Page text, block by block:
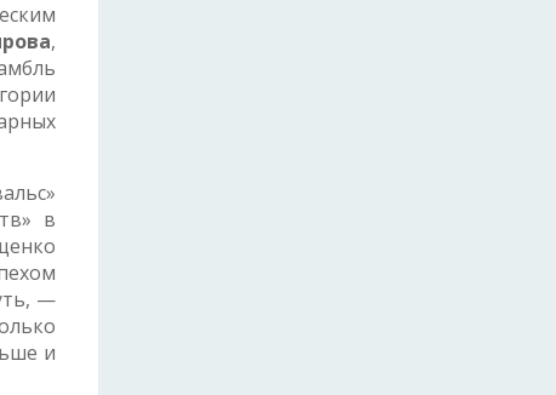
,
в
—
и